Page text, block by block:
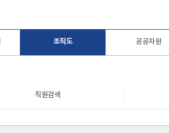
조직도 공공자원
직원검색